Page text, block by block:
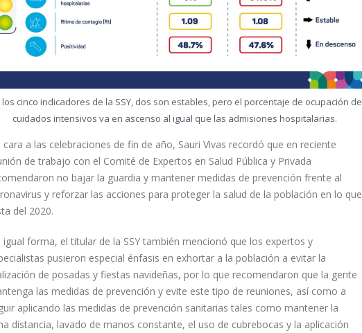
los cinco indicadores de la SSY, dos son estables, pero el porcentaje de ocupación de
cuidados intensivos va en ascenso al igual que las admisiones hospitalarias.
cara a las celebraciones de fin de año, Sauri Vivas recordó que en reciente
de trabajo con el Comité de Expertos en Salud Pública y Privada
no bajar la guardia y mantener medidas de prevención frente al
y reforzar las acciones para proteger la salud de la población en lo que
del 2020.
igual forma, el titular de la SSY también mencionó que los expertos y
pusieron especial énfasis en exhortar a la población a evitar la
de posadas y fiestas navideñas, por lo que recomendaron que la gente
las medidas de prevención y evite este tipo de reuniones, así como a
aplicando las medidas de prevención sanitarias tales como mantener la
distancia, lavado de manos constante, el uso de cubrebocas y la aplicación
Gobernador Joaquín Díaz
Mena acompaña a Layda
2026
DIPUTADA YUCATECA DE #MORENA
DICE ESTAR CON “EL MEJOR”
“No estamos jugando
béisbol” activistas le
responden a Vila
23 junio, 2021
5 agosto, 2026